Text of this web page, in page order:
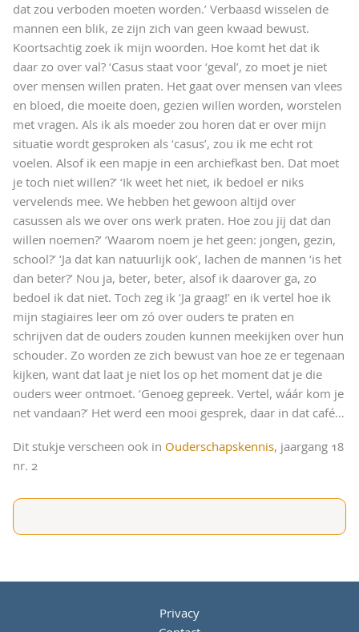
dat zou verboden moeten worden.’ Verbaasd wisselen de
mannen een blik, ze zijn zich van geen kwaad bewust.
Koortsachtig zoek ik mijn woorden. Hoe komt het dat ik
daar zo over val? ‘Casus staat voor ‘geval’, zo moet je niet
over mensen willen praten. Het gaat over mensen van vlees
en bloed, die moeite doen, gezien willen worden, worstelen
met vragen. Als ik als moeder zou horen dat er over mijn
situatie wordt gesproken als ‘casus’, zou ik me echt rot
voelen. Alsof ik een mapje in een archiefkast ben. Dat moet
je toch niet willen?’ ‘Ik weet het niet, ik bedoel er niks
vervelends mee. We hebben het gewoon altijd over
casussen als we over ons werk praten. Hoe zou jij dat dan
willen noemen?’ ‘Waarom noem je het geen: jongen, gezin,
school?’ ‘Ja dat kan natuurlijk ook’, lachen de mannen ‘is het
dan beter?’ Nou ja, beter, beter, alsof ik daarover ga, zo
bedoel ik dat niet. Toch zeg ik ‘Ja graag!’ en ik vertel hoe ik
mijn stagiaires leer om zó over ouders te praten en
schrijven dat de ouders zouden kunnen meekijken over hun
schouder. Zo worden ze zich bewust van hoe ze er tegenaan
kijken, want dat laat je niet los op het moment dat je die
ouders weer ontmoet. ‘Genoeg gepreek. Vertel, wáár kom je
net vandaan?’ Het werd een mooi gesprek, daar in dat café…
Dit stukje verscheen ook in Ouderschapskennis, jaargang 18
nr. 2
Privacy